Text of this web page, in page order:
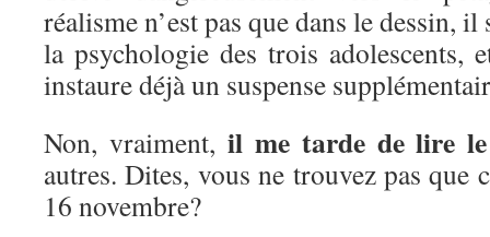
réalisme n’est pas que dans le dessin, il
la psychologie des trois adolescents,
instaure déjà un suspense
Non, vraiment, il me tarde de lire le
autres. Dites, vous ne trouvez pas que
16 novembre?